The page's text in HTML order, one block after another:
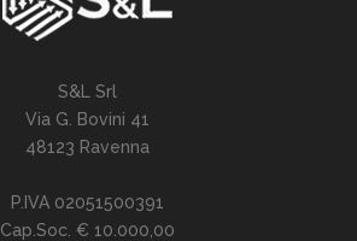
S&L Srl
Via G. Bovini 41
48123 Ravenna
P.IVA 02051500391
Cap.Soc. € 10.000,00